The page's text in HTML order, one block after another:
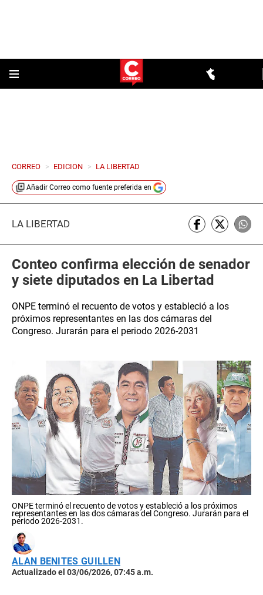
CORREO > EDICION > LA LIBERTAD
Añadir Correo como fuente preferida en
LA LIBERTAD
Conteo confirma elección de senador
y siete diputados en La Libertad
ONPE terminó el recuento de votos y estableció a los
próximos representantes en las dos cámaras del
Congreso. Jurarán para el periodo 2026-2031
ONPE terminó el recuento de votos y estableció a los próximos
representantes en las dos cámaras del Congreso. Jurarán para el
periodo 2026-2031.
ALAN BENITES GUILLEN
Actualizado el 03/06/2026, 07:45 a.m.